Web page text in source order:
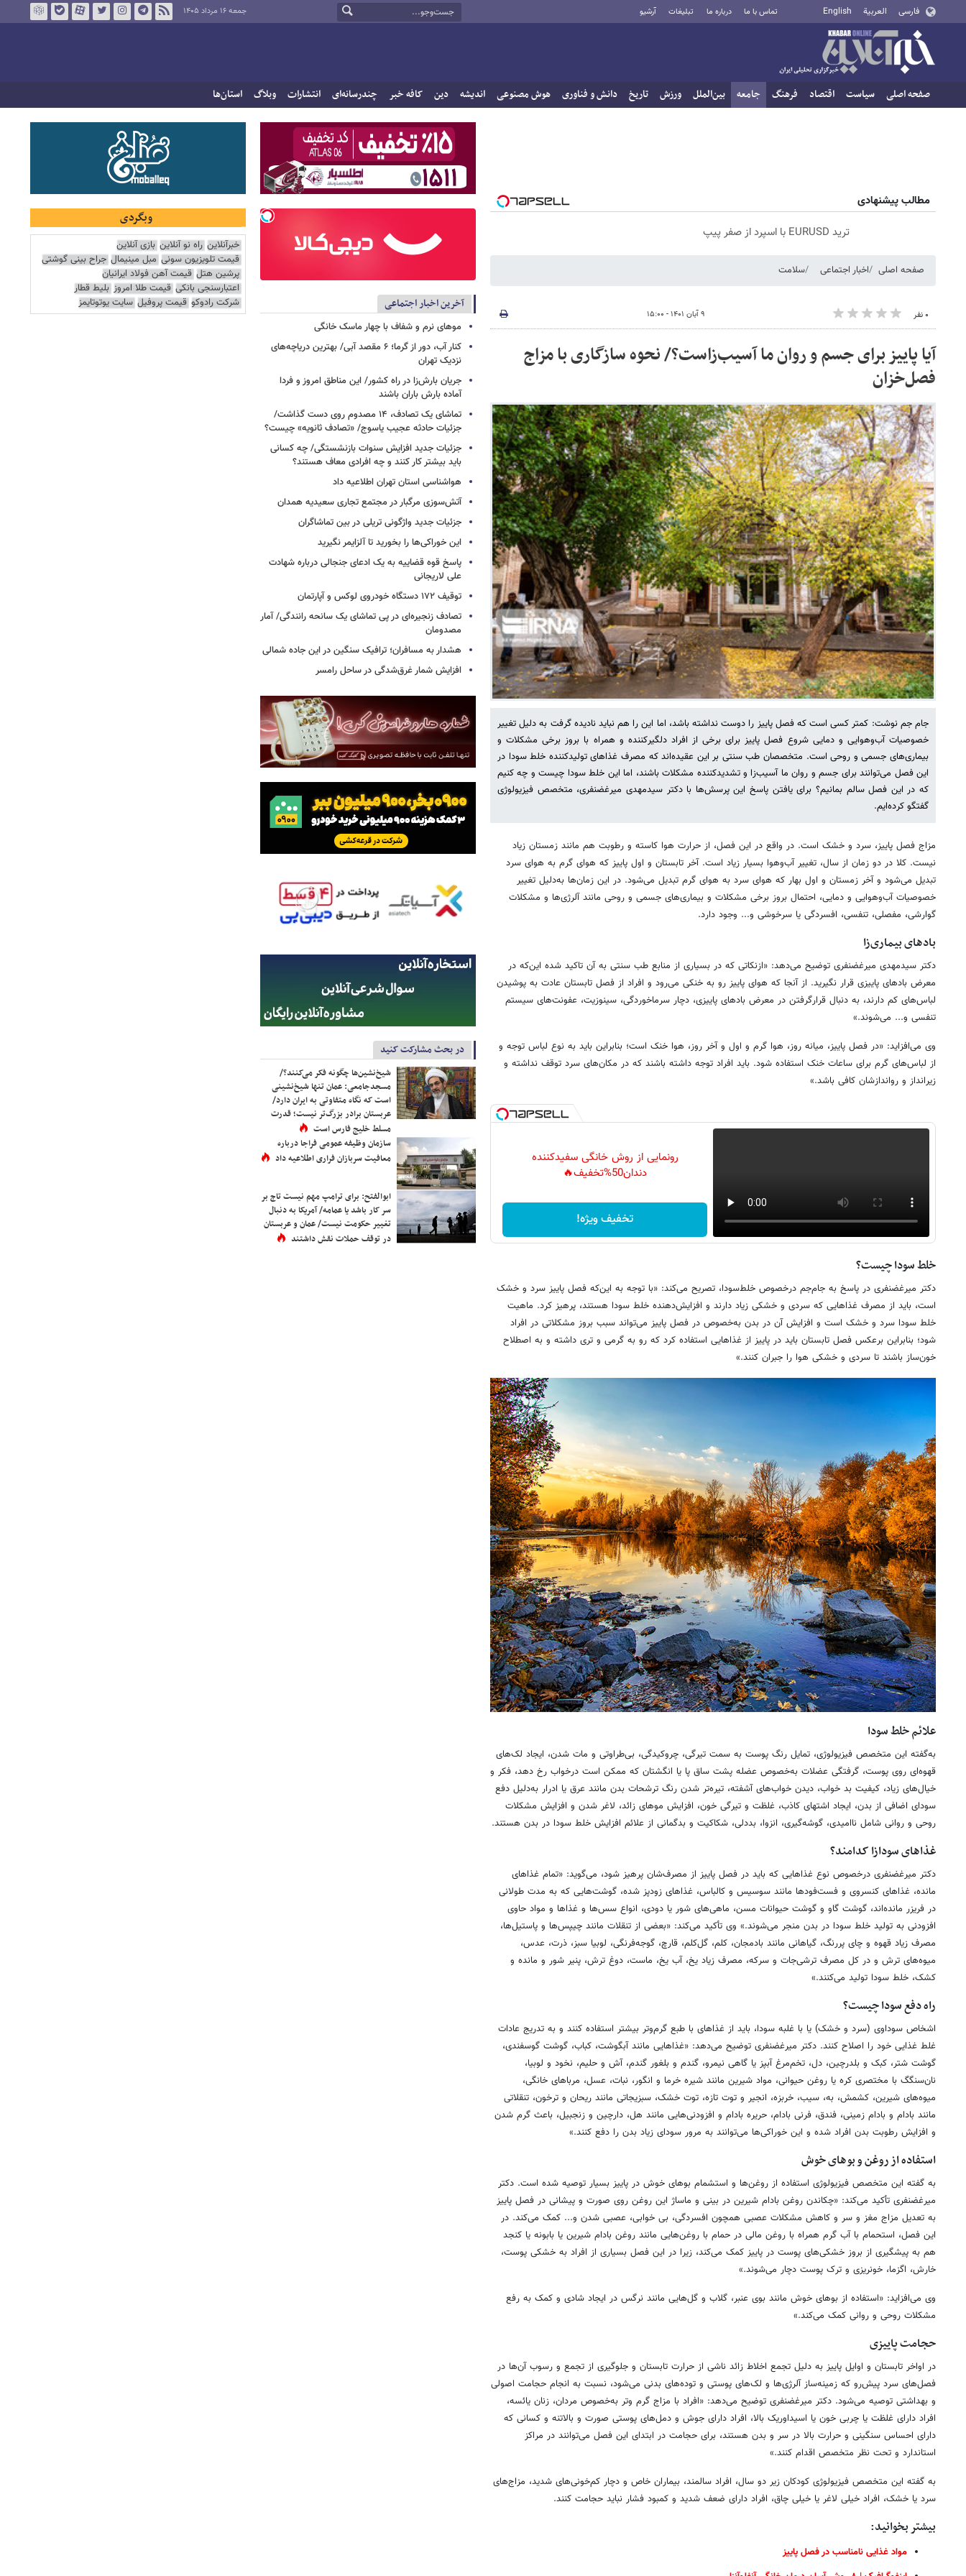
فارسی العربية English تماس با ما درباره ما تبلیغات آرشیو جمعه ۱۶ مرداد ۱۴۰۵
صفحه اصلی سیاست اقتصاد فرهنگ جامعه بین‌الملل ورزش تاریخ دانش و فناوری هوش مصنوعی اندیشه دین کافه خبر چندرسانه‌ای انتشارات وبلاگ استان‌ها
مطالب پیشنهادی
ترید EURUSD با اسپرد از صفر پیپ
صفحه اصلی اخبار اجتماعی سلامت
۰ نفر ۹ آبان ۱۴۰۱ - ۱۵:۰۰
آیا پاییز برای جسم و روان ما آسیب‌زاست؟/ نحوه سازگاری با مزاج
فصل‌خزان
جام جم نوشت: کمتر کسی است که فصل پاییز را دوست نداشته باشد، اما این را هم نباید نادیده گرفت به دلیل تغییر
خصوصیات آب‌وهوایی و دمایی شروع فصل پاییز برای برخی از افراد دلگیرکننده و همراه با بروز برخی مشکلات و
بیماری‌های جسمی و روحی است. متخصصان طب سنتی بر این عقیده‌اند که مصرف غذاهای تولیدکننده خلط سودا در
این فصل می‌توانند برای جسم و روان ما آسیب‌زا و تشدیدکننده مشکلات باشند، اما این خلط سودا چیست و چه کنیم
که در این فصل سالم بمانیم؟ برای یافتن پاسخ این پرسش‌ها با دکتر سیدمهدی میرغضنفری، متخصص فیزیولوژی
گفتگو کرده‌ایم.
مزاج فصل پاییز، سرد و خشک است. در واقع در این فصل، از حرارت هوا کاسته و رطوبت هم مانند زمستان زیاد
نیست. کلا در دو زمان از سال، تغییر آب‌وهوا بسیار زیاد است. آخر تابستان و اول پاییز که هوای گرم به هوای سرد
تبدیل می‌شود و آخر زمستان و اول بهار که هوای سرد به هوای گرم تبدیل می‌شود. در این زمان‌ها به‌دلیل تغییر
خصوصیات آب‌وهوایی و دمایی، احتمال بروز برخی مشکلات و بیماری‌های جسمی و روحی مانند آلرژی‌ها و مشکلات
گوارشی، مفصلی، تنفسی، افسردگی یا سرخوشی و... وجود دارد.
بادهای بیماری‌زا
دکتر سیدمهدی میرغضنفری توضیح می‌دهد: «ازنکاتی که در بسیاری از منابع طب سنتی به آن تاکید شده این‌که در
معرض بادهای پاییزی قرار نگیرید. از آنجا که هوای پاییز رو به خنکی می‌رود و افراد از فصل تابستان عادت به پوشیدن
لباس‌های کم دارند، به دنبال قرارگرفتن در معرض بادهای پاییزی، دچار سرماخوردگی، سینوزیت، عفونت‌های سیستم
تنفسی و... می‌شوند.»
وی می‌افزاید: «در فصل پاییز، میانه روز، هوا گرم و اول و آخر روز، هوا خنک است؛ بنابراین باید به نوع لباس توجه و
از لباس‌های گرم برای ساعات خنک استفاده شود. باید افراد توجه داشته باشند که در مکان‌های سرد توقف نداشته و
زیرانداز و رواندازشان کافی باشد.»
رونمایی از روش خانگی سفیدکننده
دندان50%تخفیف🔥
تخفیف ویژه!
خلط سودا چیست؟
دکتر میرغضنفری در پاسخ به جام‌جم درخصوص خلط‌سودا، تصریح می‌کند: «با توجه به این‌که فصل پاییز سرد و خشک
است، باید از مصرف غذاهایی که سردی و خشکی زیاد دارند و افزایش‌دهنده خلط سودا هستند، پرهیز کرد. ماهیت
خلط سودا سرد و خشک است و افزایش آن در بدن به‌خصوص در فصل پاییز می‌تواند سبب بروز مشکلاتی در افراد
شود؛ بنابراین برعکس فصل تابستان باید در پاییز از غذاهایی استفاده کرد که رو به گرمی و تری داشته و به اصطلاح
خون‌ساز باشند تا سردی و خشکی هوا را جبران کنند.»
علائم خلط سودا
به‌گفته این متخصص فیزیولوژی، تمایل رنگ پوست به سمت تیرگی، چروکیدگی، بی‌طراوتی و مات شدن، ایجاد لک‌های
قهوه‌ای روی پوست، گرفتگی عضلات به‌خصوص عضله پشت ساق پا یا انگشتان که ممکن است درخواب رخ دهد، فکر و
خیال‌های زیاد، کیفیت بد خواب، دیدن خواب‌های آشفته، تیره‌تر شدن رنگ ترشحات بدن مانند عرق یا ادرار به‌دلیل دفع
سودای اضافی از بدن، ایجاد اشتهای کاذب، غلظت و تیرگی خون، افزایش موهای زائد، لاغر شدن و افزایش مشکلات
روحی و روانی شامل ناامیدی، گوشه‌گیری، انزوا، بددلی، شکاکیت و بدگمانی از علائم افزایش خلط سودا در بدن هستند.
غذاهای سودازا کدامند؟
دکتر میرغضنفری درخصوص نوع غذاهایی که باید در فصل پاییز از مصرف‌شان پرهیز شود، می‌گوید: «تمام غذاهای
مانده، غذاهای کنسروی و فست‌فودها مانند سوسیس و کالباس، غذاهای زودپز شده، گوشت‌هایی که به مدت طولانی
در فریزر مانده‌اند، گوشت گاو و گوشت حیوانات مسن، ماهی‌های شور یا دودی، انواع سس‌ها و غذاها و مواد حاوی
افزودنی به تولید خلط سودا در بدن منجر می‌شوند.» وی تأکید می‌کند: «بعضی از تنقلات مانند چیپس‌ها و پاستیل‌ها،
مصرف زیاد قهوه و چای پررنگ، گیاهانی مانند بادمجان، کلم، گل‌کلم، قارچ، گوجه‌فرنگی، لوبیا سبز، ذرت، عدس،
میوه‌های ترش و در کل مصرف ترشی‌جات و سرکه، مصرف زیاد یخ، آب یخ، ماست، دوغ ترش، پنیر شور و مانده و
کشک، خلط سودا تولید می‌کنند.»
راه دفع سودا چیست؟
اشخاص سوداوی (سرد و خشک) یا با غلبه سودا، باید از غذاهای با طبع گرم‌وتر بیشتر استفاده کنند و به تدریج عادات
غلط غذایی خود را اصلاح کنند. دکتر میرغضنفری توضیح می‌دهد: «غذاهایی مانند آبگوشت، کباب، گوشت گوسفندی،
گوشت شتر، کبک و بلدرچین، دل، تخم‌مرغ آبپز یا گاهی نیمرو، گندم و بلغور گندم، آش و حلیم، نخود و لوبیا،
نان‌سنگگ با مختصری کره یا روغن حیوانی، مواد شیرین مانند شیره خرما و انگور، نبات، عسل، مرباهای خانگی،
میوه‌های شیرین، کشمش، به، سیب، خربزه، انجیر و توت تازه، توت خشک، سبزیجاتی مانند ریحان و ترخون، تنقلاتی
مانند بادام و بادام زمینی، فندق، فرنی بادام، حریره بادام و افزودنی‌هایی مانند هل، دارچین و زنجبیل، باعث گرم شدن
و افزایش رطوبت بدن افراد شده و این خوراکی‌ها می‌توانند به مرور سودای زیاد بدن را دفع کنند.»
استفاده از روغن و بوهای خوش
به گفته این متخصص فیزیولوژی استفاده از روغن‌ها و استشمام بوهای خوش در پاییز بسیار توصیه شده است. دکتر
میرغضنفری تأکید می‌کند: «چکاندن روغن بادام شیرین در بینی و ماساژ این روغن روی صورت و پیشانی در فصل پاییز
به تعدیل مزاج مغز و سر و کاهش مشکلات عصبی همچون افسردگی، بی خوابی، عصبی شدن و... کمک می‌کند. در
این فصل، استحمام با آب گرم همراه با روغن مالی در حمام با روغن‌هایی مانند روغن بادام شیرین یا بابونه یا کنجد
هم به پیشگیری از بروز خشکی‌های پوست در پاییز کمک می‌کند، زیرا در این فصل بسیاری از افراد به خشکی پوست،
خارش، اگزما، خونریزی و ترک پوست دچار می‌شوند.»
وی می‌افزاید: «استفاده از بوهای خوش مانند بوی عنبر، گلاب و گل‌هایی مانند نرگس در ایجاد شادی و کمک به رفع
مشکلات روحی و روانی کمک می‌کند.»
حجامت پاییزی
در اواخر تابستان و اوایل پاییز به دلیل تجمع اخلاط زائد ناشی از حرارت تابستان و جلوگیری از تجمع و رسوب آن‌ها در
فصل‌های سرد پیش‌رو که زمینه‌ساز آلرژی‌ها و لک‌های پوستی و توده‌های بدنی می‌شود، نسبت به انجام حجامت اصولی
و بهداشتی توصیه می‌شود. دکتر میرغضنفری توضیح می‌دهد: «افراد با مزاج گرم وتر به‌خصوص مردان، زنان یائسه،
افراد دارای غلظت یا چربی خون یا اسیداوریک بالا، افراد دارای جوش و دمل‌های پوستی صورت و بالاتنه و کسانی که
دارای احساس سنگینی و حرارت بالا در سر و بدن هستند، برای حجامت در ابتدای این فصل می‌توانند در مراکز
استاندارد و تحت نظر متخصص اقدام کنند.»
به گفته این متخصص فیزیولوژی کودکان زیر دو سال، افراد سالمند، بیماران خاص و دچار کم‌خونی‌های شدید، مزاج‌های
سرد یا خشک، افراد خیلی لاغر یا خیلی چاق، افراد دارای ضعف شدید و کمبود فشار نباید حجامت کنند.
بیشتر بخوانید:
مواد غذایی نامناسب در فصل پاییز
آخرین اخبار اجتماعی
موهای نرم و شفاف با چهار ماسک خانگی
کنار آب، دور از گرما؛ ۶ مقصد آبی/ بهترین دریاچه‌های
نزدیک تهران
جریان بارش‌زا در راه کشور/ این مناطق امروز و فردا
آماده بارش باران باشند
تماشای یک تصادف، ۱۴ مصدوم روی دست گذاشت/
جزئیات حادثه عجیب یاسوج/ «تصادف ثانویه» چیست؟
جزئیات جدید افزایش سنوات بازنشستگی/ چه کسانی
باید بیشتر کار کنند و چه افرادی معاف هستند؟
هواشناسی استان تهران اطلاعیه داد
آتش‌سوزی مرگبار در مجتمع تجاری سعیدیه همدان
جزئیات جدید واژگونی تریلی در بین تماشاگران
این خوراکی‌ها را بخورید تا آلزایمر نگیرید
پاسخ قوه قضاییه به یک ادعای جنجالی درباره شهادت
علی لاریجانی
توقیف ۱۷۲ دستگاه خودروی لوکس و آپارتمان
تصادف زنجیره‌ای در پی تماشای یک سانحه رانندگی/ آمار
مصدومان
هشدار به مسافران؛ ترافیک سنگین در این جاده شمالی
افزایش شمار غرق‌شدگی در ساحل رامسر
در بحث مشارکت کنید
شیخ‌نشین‌ها چگونه فکر می‌کنند؟/
مسجدجامعی: عمان تنها شیخ‌نشینی
است که نگاه متفاوتی به ایران دارد/
عربستان برادر بزرگ‌تر نیست؛ قدرت
مسلط خلیج فارس است
سازمان وظیفه عمومی فراجا درباره
معافیت سربازان فراری اطلاعیه داد
ابوالفتح: برای ترامپ مهم نیست تاج بر
سر کار باشد یا عمامه/ آمریکا به دنبال
تغییر حکومت نیست/ عمان و عربستان
در توقف حملات نقش داشتند
وبگردی
خبرآنلاین راه نو آنلاین بازی آنلاین
قیمت تلویزیون سونی مبل مینیمال جراح بینی گوشتی
پرشین هتل قیمت آهن فولاد ایرانیان
اعتبارسنجی بانکی قیمت طلا امروز بلیط قطار
شرکت رادوکو قیمت پروفیل سایت یوتوتایمز